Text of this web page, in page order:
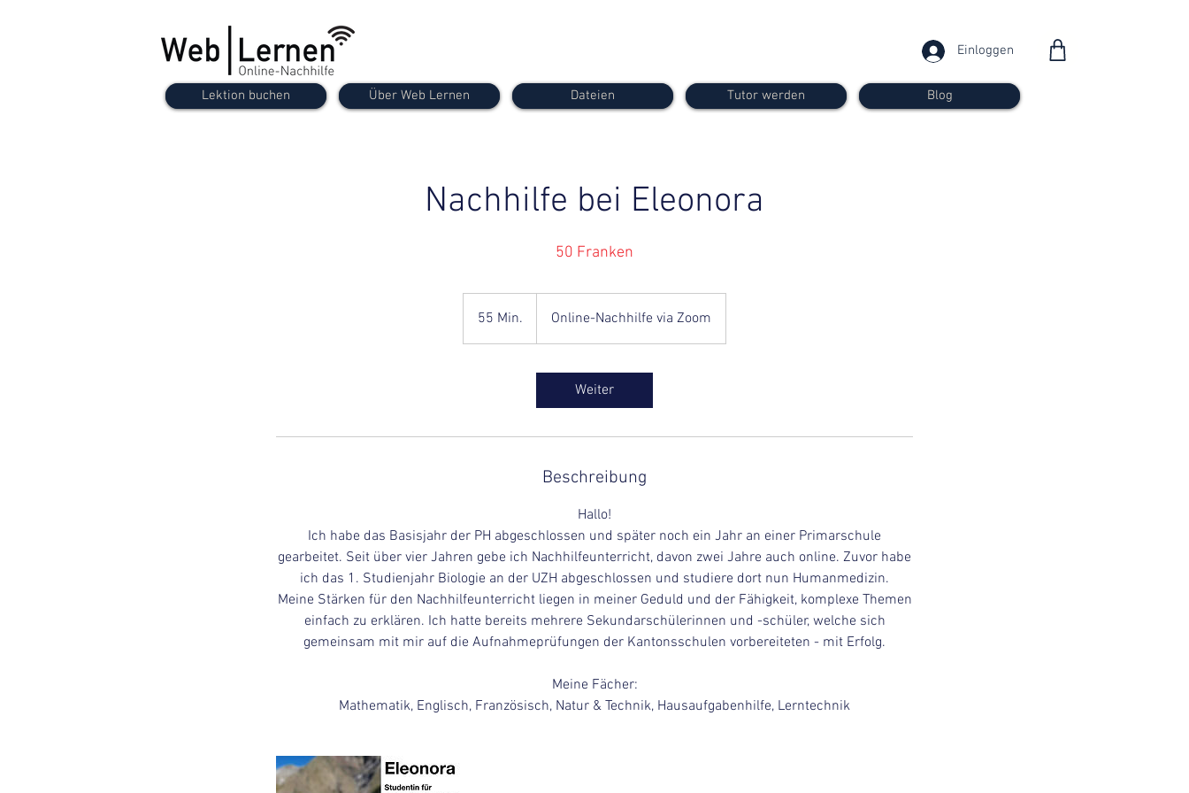
Einloggen
Lektion buchen Über Web Lernen Dateien Tutor werden Blog
Nachhilfe bei Eleonora
55 Min.
5
Online-Nachhilfe via Zoom
Weiter
Beschreibung
Hallo!
Ich habe das Basisjahr der PH abgeschlossen und später noch ein Jahr an einer Primarschule
gearbeitet. Seit über vier Jahren gebe ich Nachhilfeunterricht, davon zwei Jahre auch online. Zuvor habe
ich das 1. Studienjahr Biologie an der UZH abgeschlossen und studiere dort nun Humanmedizin.
Meine Stärken für den Nachhilfeunterricht liegen in meiner Geduld und der Fähigkeit, komplexe Themen
einfach zu erklären. Ich hatte bereits mehrere Sekundarschülerinnen und -schüler, welche sich
gemeinsam mit mir auf die Aufnahmeprüfungen der Kantonsschulen vorbereiteten - mit Erfolg.
Meine Fächer:
Mathematik, Englisch, Französisch, Natur & Technik, Hausaufgabenhilfe, Lerntechnik